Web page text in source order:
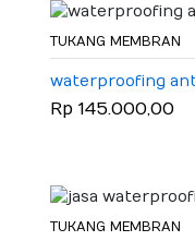
TUKANG MEMBRAN
waterproofing
Rp 145.000,00
TUKANG MEMBRAN